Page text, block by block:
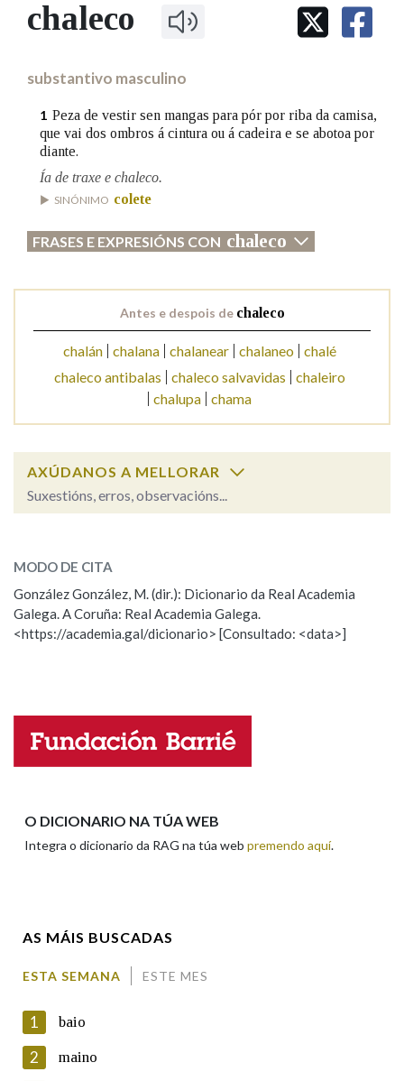
IDENTIDADE CORPORATIVA
MARCIAL DEL ADALID
FIGURAS HOMENAXEADAS
PRIMAVERA DAS LETRAS
PORTAL DAS PALABRAS
Facebook
TwitterYoutubeInstagramBluesky
BUSCAR NOS LEMAS
Remata por
Contén
Nos exemplos
Na fraseoloxía
Marcas gramaticais
Pertence a
LIMPAR
chaleco
substantivo masculino
1 Peza de vestir sen mangas para pór por riba da camisa,
que vai dos ombros á cintura ou á cadeira e se abotoa por
diante.
Ía de traxe e chaleco.
SINÓNIMO colete
FRASES E EXPRESIÓNS CON chaleco
Antes e despois de chaleco
chalán chalana chalanear chalaneo chalé
chaleco antibalas
chaleco salvavidas
chaleiro
chalupa chama
AXÚDANOS A MELLORAR
Suxestións, erros, observacións...
ESCOLLE UNHA OPCIÓN:
Observación Hai un erro na palabra
Propoño mellorar a definición
Nome
MODO DE CITA
González González, M. (dir.): Dicionario da Real Academia
Galega. A Coruña: Real Academia Galega.
<https://academia.gal/dicionario> [Consultado: <data>]
O DICIONARIO NA TÚA WEB
Integra o dicionario da RAG na túa web premendo aquí.
AS MÁIS BUSCADAS
ESTA SEMANA ESTE MES
1 baio
2 maino